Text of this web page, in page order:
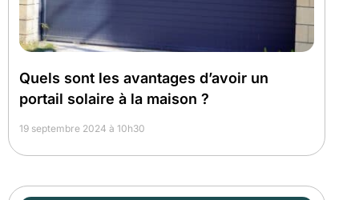
Quels sont les avantages d’avoir un
portail solaire à la maison ?
19 septembre 2024 à 10h30